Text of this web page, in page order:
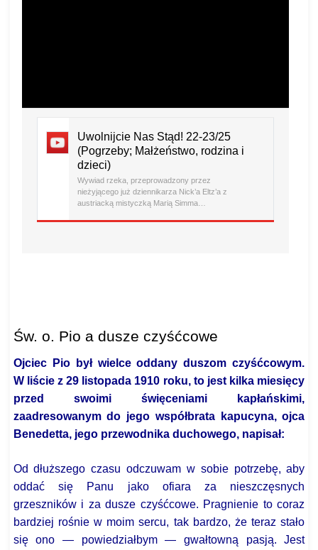
Uwolnijcie Nas Stąd! 22-23/25
(Pogrzeby; Małżeństwo, rodzina i
dzieci)
Wywiad rzeka, przeprowadzony przez
nieżyjącego już dziennikarza Nick’a Eltz’a z
austriacką mistyczką Marią Simma…
Św. o. Pio a dusze czyśćcowe
Ojciec Pio był wielce oddany duszom czyśćcowym.
W liście z 29 listopada 1910 roku, to jest kilka miesięcy
przed swoimi święceniami kapłańskimi,
zaadresowanym do jego współbrata kapucyna, ojca
Benedetta, jego przewodnika duchowego, napisał:
Od dłuższego czasu odczuwam w sobie potrzebę, aby
oddać się Panu jako ofiara za nieszczęsnych
grzeszników i za dusze czyśćcowe. Pragnienie to coraz
bardziej rośnie w moim sercu, tak bardzo, że teraz stało
się ono — powiedziałbym — gwałtowną pasją. Jest